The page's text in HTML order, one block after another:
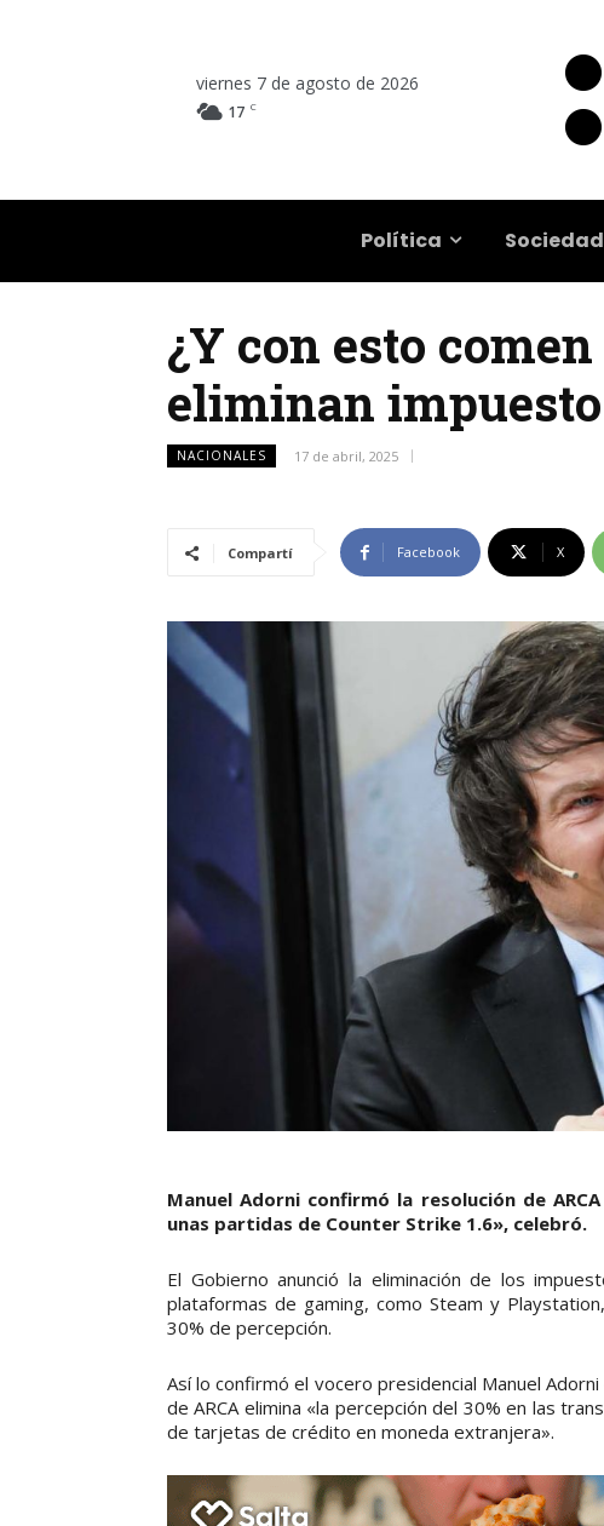
viernes 7 de agosto de 2026
17 C
Política Sociedad
¿Y con esto
eliminan
NACIONALES 17 de abril, 2025
Compartí Facebook X
Manuel Adorni confirmó la resolución de
unas partidas de Counter Strike 1.6», celebró.
El Gobierno anunció la eliminación de los
plataformas de gaming, como Steam y
30% de percepción.
Así lo confirmó el vocero presidencial Manuel
de ARCA elimina «la percepción del 30% en las
de tarjetas de crédito en moneda extranjera».